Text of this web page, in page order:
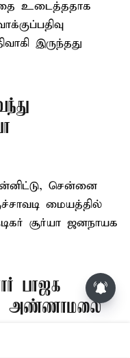
உடைத்ததாக
இருந்தது
சென்னை
மையத்தில்
சூர்யா ஜனநாயக
பாஜக
அண்ணாமலை
09-08-2026 முதல்
வரை...